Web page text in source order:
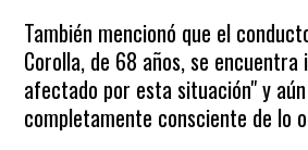
También mencionó que el
Corolla, de 68 años, se
afectado por esta situación" y
completamente consciente de lo